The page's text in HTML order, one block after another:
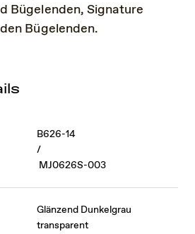
Bügelenden, Signature
Bügelenden.
B626-14
/
MJ0626S-003
Glänzend Dunkelgrau
transparent